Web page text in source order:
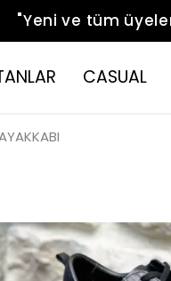
"Yeni ve tüm
CASUAL